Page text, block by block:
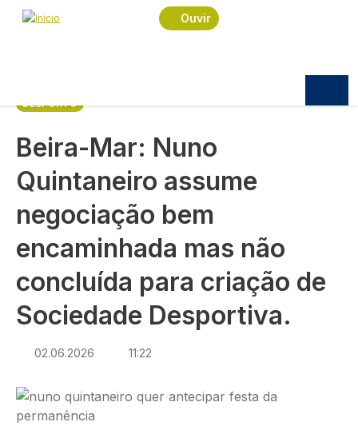
Passar para o conteúdo principal
Ouvir
Navegação estrutural
Início
Desporto
Beira-Mar: Nuno Quintaneiro assume negociação
DESPORTO
Beira-Mar: Nuno
Quintaneiro assume
negociação bem
encaminhada mas não
concluída para criação de
Sociedade Desportiva.
02.06.2026 11:22
Imagem